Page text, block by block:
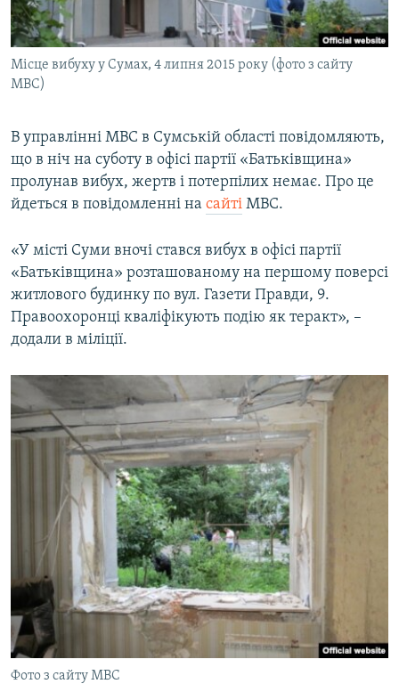
СВІДЧЕННЯ ОКУПАЦІЇ
УКРАЇНСЬКА ПРОБЛЕМА КРИМУ
ІНФОГРАФІКА
Qırımtatar
ДОЛУЧАЙСЯ!
Усі сайти RFE/RL
Місце вибуху у Сумах, 4 липня 2015 року (фото з сайту
МВС)
В управлінні МВС в Сумській області повідомляють,
що в ніч на суботу в офісі партії «Батьківщина»
пролунав вибух, жертв і потерпілих немає. Про це
йдеться в повідомленні на сайті МВС.
«У місті Суми вночі стався вибух в офісі партії
«Батьківщина» розташованому на першому поверсі
житлового будинку по вул. Газети Правди, 9.
Правоохоронці кваліфікують подію як теракт», –
додали в міліції.
Фото з сайту МВС